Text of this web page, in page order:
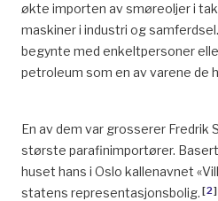
økte importen av smøreoljer i
maskiner i industri og
begynte med enkeltpersoner
petroleum som en av varene de
En av dem var grosserer Fredrik
største parafinimportører.
huset hans i Oslo kallenavnet
statens representasjonsbolig. [2]